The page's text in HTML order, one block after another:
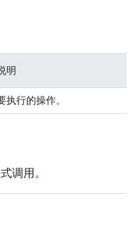
明
执行的操作。
调用。